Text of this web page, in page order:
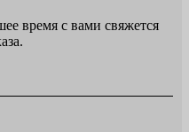
время с вами свяжется